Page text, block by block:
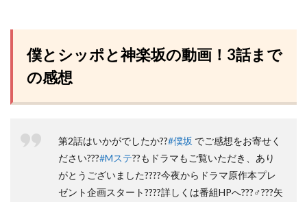
僕とシッポと神楽坂の動画！3話まで
の感想
第2話はいかがでしたか??#僕坂 でご感想をお寄せく
ださい???#Mステ??もドラマもご覧いただき、あり
がとうございました????今夜からドラマ原作本プレ
ゼント企画スタート????詳しくは番組HPへ???♂???矢